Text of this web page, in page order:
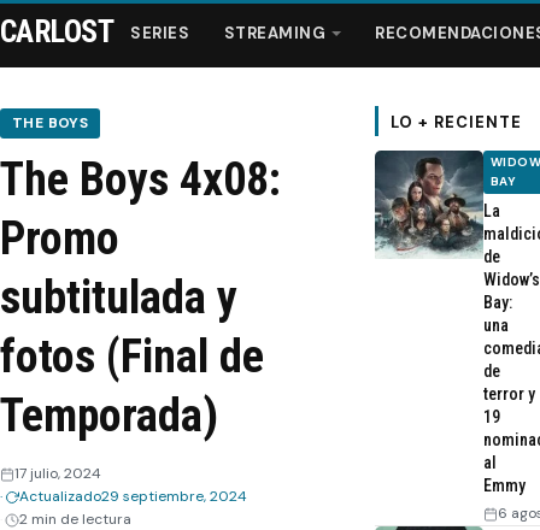
Series
Streaming
Recomendaciones
Webisodios
CARLOST SERIES STREAMING
THE BOYS
The Boys 4x08:
Promo
subtitulada y
fotos (Final de
Temporada)
17 julio, 2024
Actualizado29 septiembre, 2024
2 min de lectura
LO + RECIENTE
BAY
La
de
Widow’s
Bay:
una
de
terror y
19
al
Emmy
6